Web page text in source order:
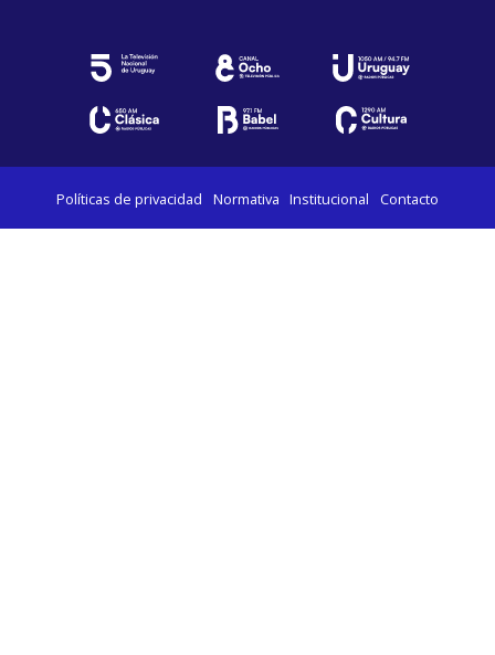
Políticas de privacidad Normativa Institucional Contacto